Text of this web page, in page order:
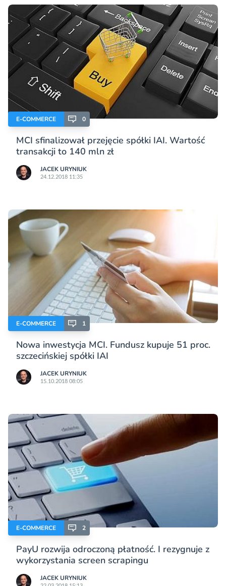
E-COMMERCE 0
MCI sfinalizował przejęcie spółki IAI. Wartość
transakcji to 140 mln zł
JACEK URYNIUK
24.12.2018 11:35
E-COMMERCE 1
Nowa inwestycja MCI. Fundusz kupuje 51 proc.
szczecińskiej spółki IAI
JACEK URYNIUK
15.10.2018 08:05
E-COMMERCE 2
PayU rozwija odroczoną płatność. I rezygnuje z
wykorzystania screen scrapingu
JACEK URYNIUK